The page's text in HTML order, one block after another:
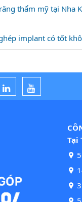
thẩm mỹ tại Nha
implant có tốt
Tại